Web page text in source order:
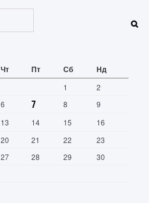
Чт Пт Сб Нд
1
2
6 7 8 9
13 14 15
16
20 21 22
23
27 28 29
30